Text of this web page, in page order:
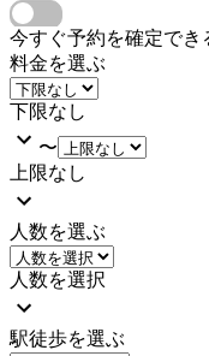
今すぐ予約を確定でき
料金を選ぶ
下限なし
〜
上限なし
人数を選ぶ
人数を選択
駅徒歩を選ぶ